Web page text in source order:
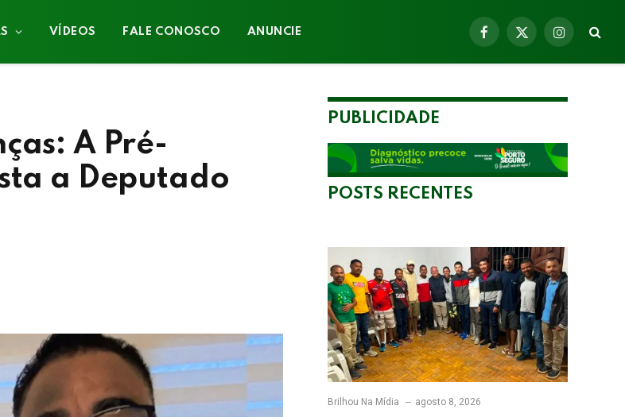
VÍDEOS FALE CONOSCO ANUNCIE
Facebook
X
Instagram
A Pré-
a Deputado
PUBLICIDADE
POSTS RECENTES
Brilhou Na Mídia agosto 8, 2026